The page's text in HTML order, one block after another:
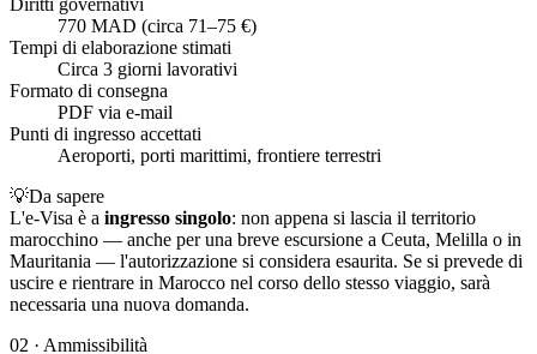
770 MAD (circa 71–75 €)
Tempi di elaborazione stimati
Circa 3 giorni lavorativi
Formato di consegna
PDF via e-mail
Punti di ingresso accettati
Aeroporti, porti marittimi, frontiere terrestri
💡Da sapere
L'e-Visa è a ingresso singolo: non appena si lascia il territorio
marocchino — anche per una breve escursione a Ceuta, Melilla o in
Mauritania — l'autorizzazione si considera esaurita. Se si prevede di
uscire e rientrare in Marocco nel corso dello stesso viaggio, sarà
necessaria una nuova domanda.
02 · Ammissibilità